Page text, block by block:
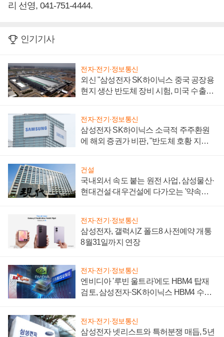
리 선영, 041-751-4444.
인기기사
전자·전기·정보통신
외신 "삼성전자 SK하이닉스 중국 공장용
현지 생산 반도체 장비 시험, 미국 수출통
전자·전기·정보통신
삼성전자 SK하이닉스 소극적 주주환원
에 해외 증권가 비판, "반도체 호황 지속
건설
국내외서 속도 붙는 원전 사업, 삼성물산·
현대건설·대우건설에 다가오는 '약속의
전자·전기·정보통신
삼성전자, 갤럭시Z 폴드8 사전예약 개통
8월31일까지 연장
전자·전기·정보통신
엔비디아 '루빈 울트라'에도 HBM4 탑재
검토, 삼성전자·SK하이닉스 HBM4 수율
전자·전기·정보통신
삼성전자 넷리스트와 특허분쟁 매듭, 5년